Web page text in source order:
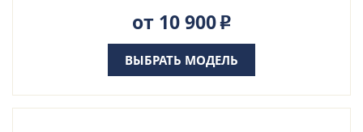
от 10 900Р
ВЫБРАТЬ МОДЕЛЬ